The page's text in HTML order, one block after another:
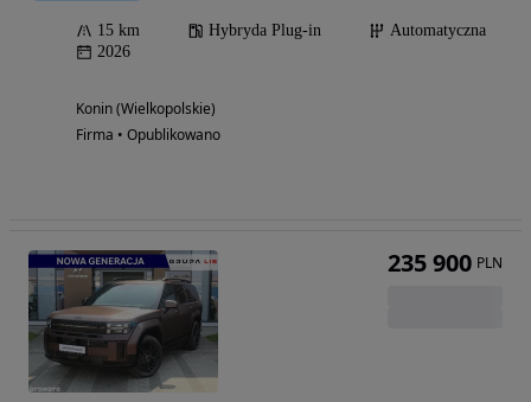
15 km Hybryda Plug-in
Automatyczna
2026
Konin (Wielkopolskie)
Firma • Opublikowano
235 900 PLN